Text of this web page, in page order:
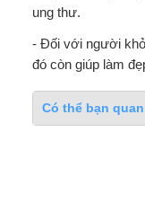
ung thư.
- Đối với người
đó còn giúp làm
Có thể bạn